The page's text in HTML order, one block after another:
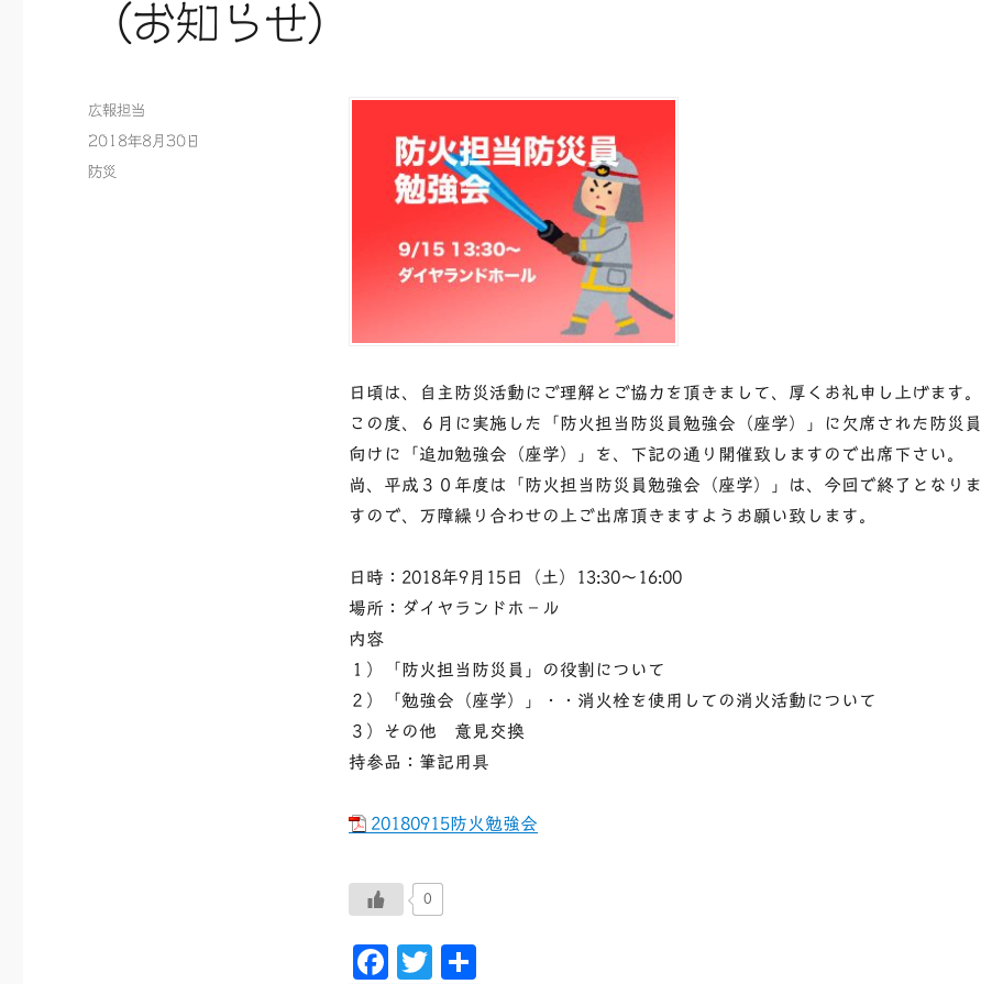
（お知らせ）
日頃は、自主防災活動にご理解とご協力を頂きまして、厚くお礼申し上げます。
この度、６月に実施した「防火担当防災員勉強会（座学）」に欠席された防災員
向けに「追加勉強会（座学）」を、下記の通り開催致しますので出席下さい。
尚、平成３０年度は「防火担当防災員勉強会（座学）」は、今回で終了となりま
すので、万障繰り合わせの上ご出席頂きますようお願い致します。
日時：2018年9月15日（土）13:30〜16:00
場所：ダイヤランドホ－ル
内容
１）「防火担当防災員」の役割について
２）「勉強会（座学）」・・消火栓を使用しての消火活動について
３）その他 意見交換
持参品：筆記用具
20180915防火勉強会
0
F
T
投
稿
広報担当
投
稿
2018年8月30日
カ
防災